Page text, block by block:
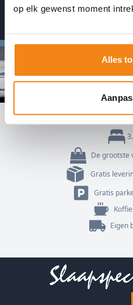
op elk gewenst moment
Alles
De grootste
Gratis
Gratis
Eigen